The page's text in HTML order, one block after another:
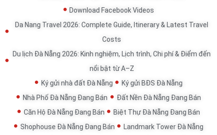
Download Facebook Videos
Da Nang Travel 2026: Complete Guide, Itinerary & Latest Travel
Costs
Du lịch Đà Nẵng 2026: Kinh nghiệm, Lịch trình, Chi phí & Điểm đến
nổi bật từ A–Z
Ký gửi nhà đất Đà Nẵng
Ký gửi BĐS Đà Nẵng
Nhà Phố Đà Nẵng Đang Bán
Đất Nền Đà Nẵng Đang Bán
Căn Hộ Đà Nẵng Đang Bán
Biệt Thự Đà Nẵng Đang Bán
Shophouse Đà Nẵng Đang Bán
Landmark Tower Đà Nẵng